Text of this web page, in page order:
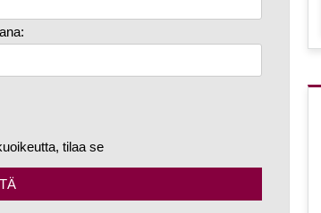
tilaa se